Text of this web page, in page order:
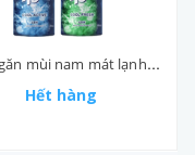
Xịt ngăn mùi nam mát lạnh Nivea men cool kick chai 150ml
Hết hàng